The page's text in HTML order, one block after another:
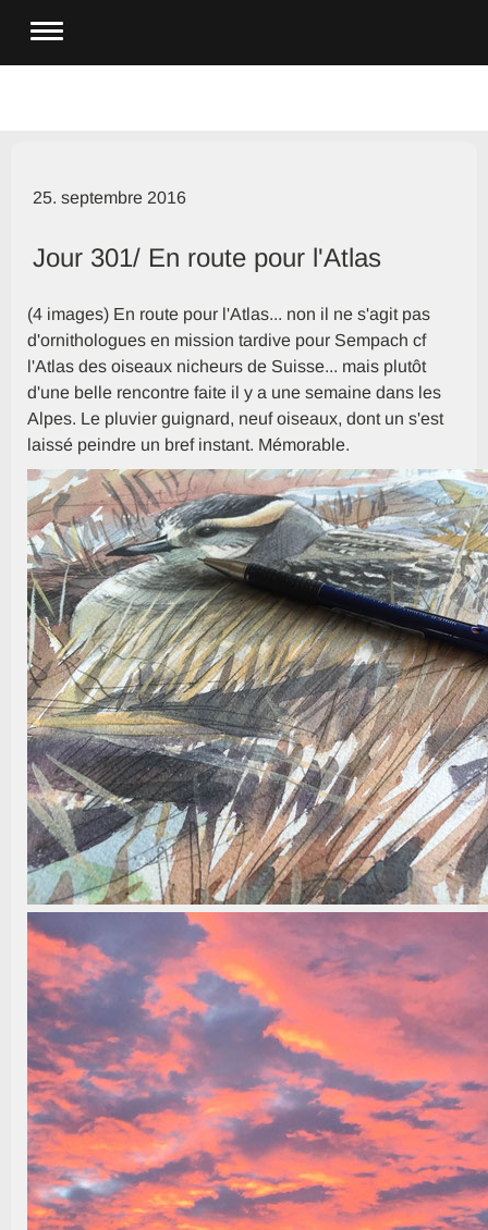
25. septembre 2016
Jour 301/ En route pour l'Atlas
(4 images) En route pour l'Atlas... non il ne s'agit pas
d'ornithologues en mission tardive pour Sempach cf
l'Atlas des oiseaux nicheurs de Suisse... mais plutôt
d'une belle rencontre faite il y a une semaine dans les
Alpes. Le pluvier guignard, neuf oiseaux, dont un s'est
laissé peindre un bref instant. Mémorable.